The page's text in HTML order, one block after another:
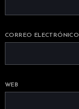
CORREO ELECTRÓNICO
WEB